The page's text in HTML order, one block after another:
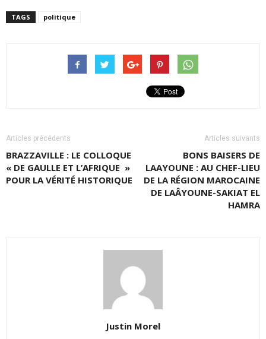
TAGS politique
Articles précédents
BRAZZAVILLE : LE COLLOQUE
« DE GAULLE ET L’AFRIQUE »
POUR LA VÉRITÉ HISTORIQUE
Articles suivants
BONS BAISERS DE
LAAYOUNE : AU CHEF-LIEU
DE LA RÉGION MAROCAINE
DE LAÂYOUNE-SAKIAT EL
HAMRA
Justin Morel